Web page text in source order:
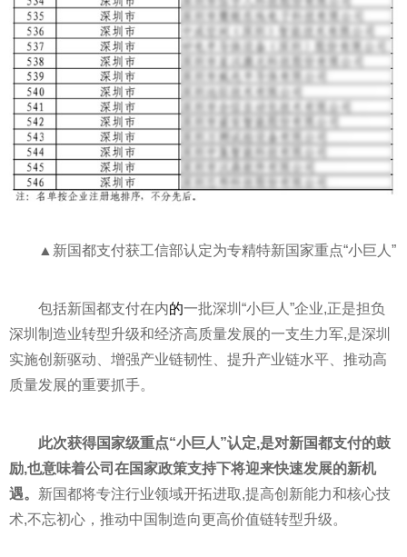
▲新国都支付获工信部认定为专精特新国家重点“小巨人”
包括新国都支付在内的一批深圳“小巨人”企业,正是担负
深圳制造业转型升级和经济高质量发展的一支生力军,是深圳
实施创新驱动、增强产业链韧性 、提升产业链水平 、推动高
质量发展的重要抓手。
此次获得国家级重点“小巨人”认定,是对新国都支付的鼓
励,也意味着公司在国家政策支持下将迎来快速发展的新机
遇。 新国都将专注行业领域开拓进取,提高创新能力和核心技
术,不忘初心 ，推动中国制造向更高价值链转型升级。